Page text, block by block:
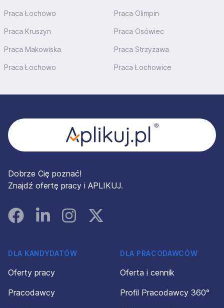
Praca Łochowo Praca Olimpin
Praca Kruszyn Praca Osówiec
Praca Makowiska Praca Strzyżawa
Praca Łochowo Praca Łochowice
Dobrze Cię poznać!
Znajdź ofertę pracy i APLIKUJ.
FacebookLinked InInstagramInstagram
DLA KANDYDATÓW
Oferty pracy
Pracodawcy
DLA PRACODAWCÓW
Oferta i cennik
Profil Pracodawcy 360°